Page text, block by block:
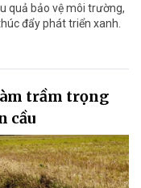
quả bảo vệ môi trường,
đẩy phát triển xanh.
trầm trọng
cầu